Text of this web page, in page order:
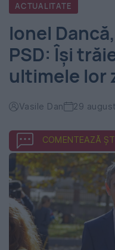
România
Evenimentul
Zilei
ACTUALITATE
Ionel
PSD: Își
ultimele lor
Vasile Dan 29
COMENTEAZĂ